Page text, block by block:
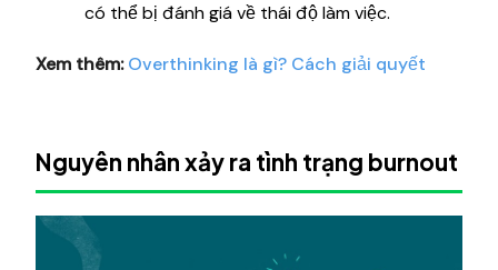
có thể bị đánh giá về thái độ làm việc.
Xem thêm: Overthinking là gì? Cách giải quyết
Nguyên nhân xảy ra tình trạng burnout